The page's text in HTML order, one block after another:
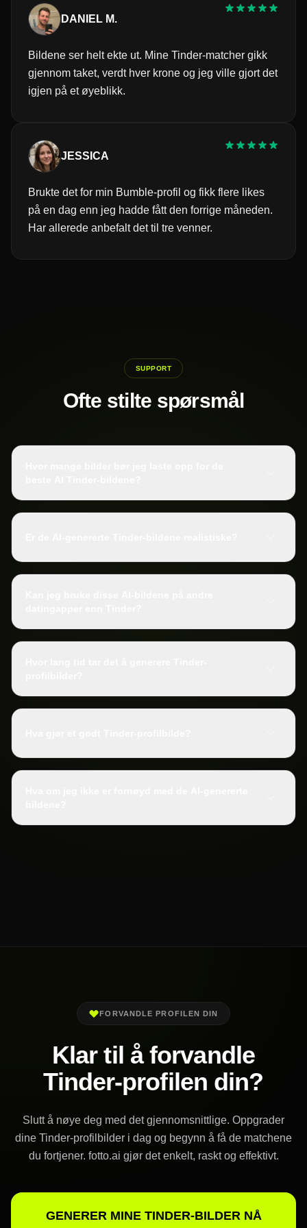
DANIEL M.
Bildene ser helt ekte ut. Mine Tinder-matcher gikk
gjennom taket, verdt hver krone og jeg ville gjort det
igjen på et øyeblikk.
JESSICA
Brukte det for min Bumble-profil og fikk flere likes
på en dag enn jeg hadde fått den forrige måneden.
Har allerede anbefalt det til tre venner.
SUPPORT
Ofte stilte spørsmål
FORVANDLE PROFILEN DIN
Klar til å forvandle
Tinder-profilen din?
Slutt å nøye deg med det gjennomsnittlige. Oppgrader
dine Tinder-profilbilder i dag og begynn å få de matchene
du fortjener. fotto.ai gjør det enkelt, raskt og effektivt.
GENERER MINE TINDER-BILDER NÅ